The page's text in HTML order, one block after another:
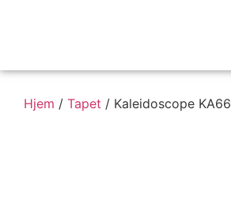
Hjem / Tapet / Kaleidoscope KA66